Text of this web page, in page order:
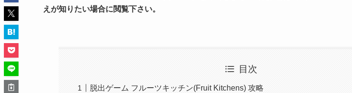
えが知りたい場合に閲覧下さい。
目次
脱出ゲーム フルーツキッチン(Fruit Kitchens) 攻略